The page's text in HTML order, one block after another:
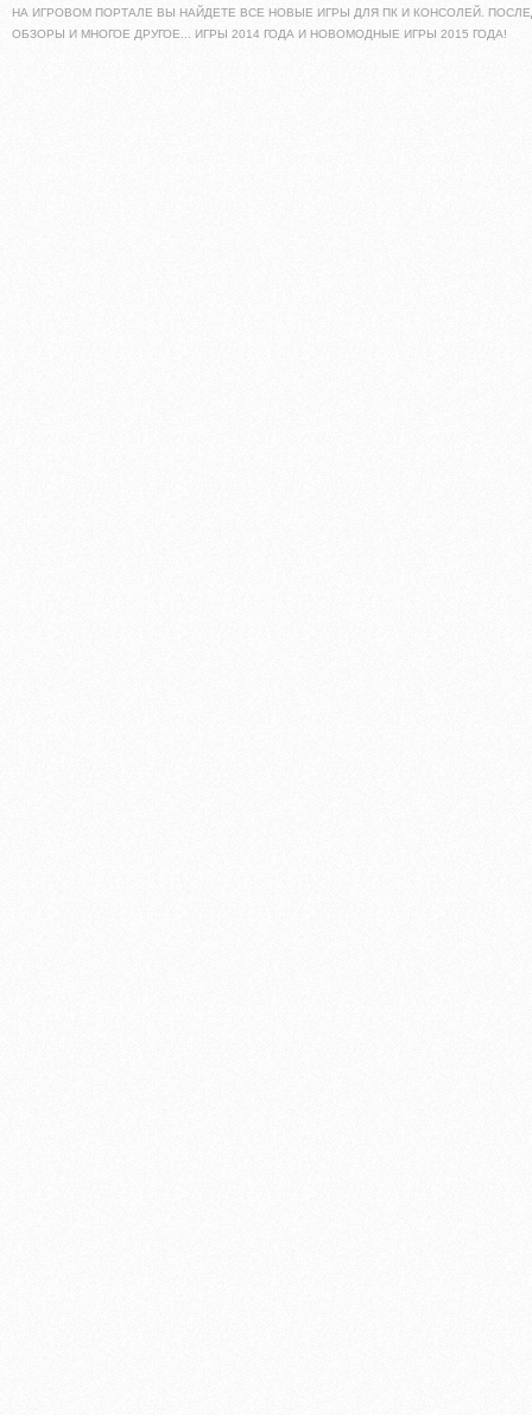
НА ИГРОВОМ ПОРТАЛЕ ВЫ НАЙДЕТЕ ВСЕ НОВЫЕ ИГРЫ ДЛЯ ПК И КОНСОЛЕЙ.
ОБЗОРЫ И МНОГОЕ ДРУГОЕ... ИГРЫ 2014 ГОДА И НОВОМОДНЫЕ ИГРЫ 2015 ГОДА!